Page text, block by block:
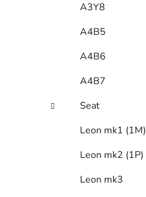
A3Y8
A4B5
A4B6
A4B7
Seat
Leon mk1 (1M)
Leon mk2 (1P)
Leon mk3